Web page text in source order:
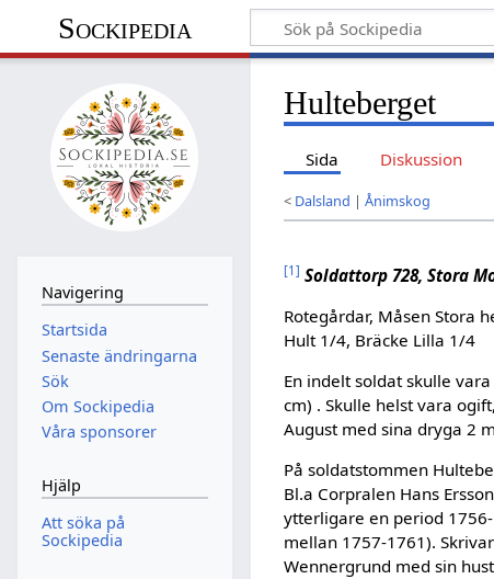
Sockipedia
Hulteberget
Sida Diskussion
< Dalsland |Ånimskog
[1] Soldattorp 728, Stora
Rotegårdar, Måsen Stora
Hult 1/4, Bräcke Lilla 1/4
En indelt soldat skulle
cm) . Skulle helst vara
August med sina dryga 2
På soldatstommen
Bl.a Corpralen Hans
ytterligare en period
mellan 1757-1761).
Wennergrund med sin
Navigering
Startsida
Senaste ändringarna
Sök
Om Sockipedia
Våra sponsorer
Hjälp
Att söka på
Sockipedia